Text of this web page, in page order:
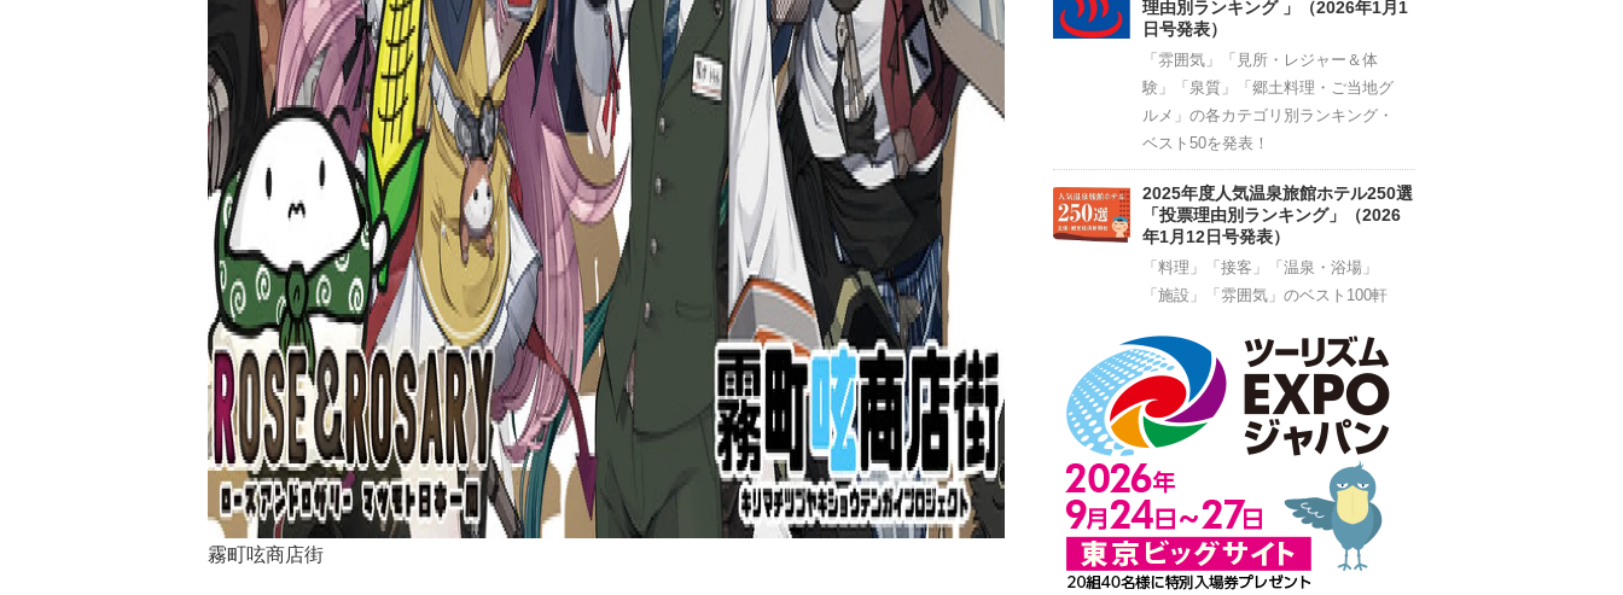
霧町呟商店街
理由別ランキング 」（2026年1月1
日号発表）
「雰囲気」「見所・レジャー＆体
験」「泉質」「郷土料理・ご当地グ
ルメ」の各カテゴリ別ランキング・
ベスト50を発表！
2025年度人気温泉旅館ホテル250選
「投票理由別ランキング」（2026
年1月12日号発表）
「料理」「接客」「温泉・浴場」
「施設」「雰囲気」のベスト100軒